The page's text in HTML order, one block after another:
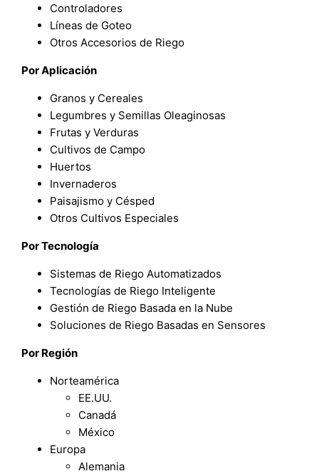
Controladores
Líneas de Goteo
Otros Accesorios de Riego
Por Aplicación
Granos y Cereales
Legumbres y Semillas Oleaginosas
Frutas y Verduras
Cultivos de Campo
Huertos
Invernaderos
Paisajismo y Césped
Otros Cultivos Especiales
Por Tecnología
Sistemas de Riego Automatizados
Tecnologías de Riego Inteligente
Gestión de Riego Basada en la Nube
Soluciones de Riego Basadas en Sensores
Por Región
Norteamérica
EE.UU.
Canadá
México
Europa
Alemania